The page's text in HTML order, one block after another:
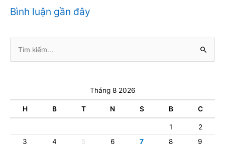
Bình luận gần đây
kiếm:
Tháng 8 2026
H B T N S B C
1
2
3
4 5 6 7 8 9